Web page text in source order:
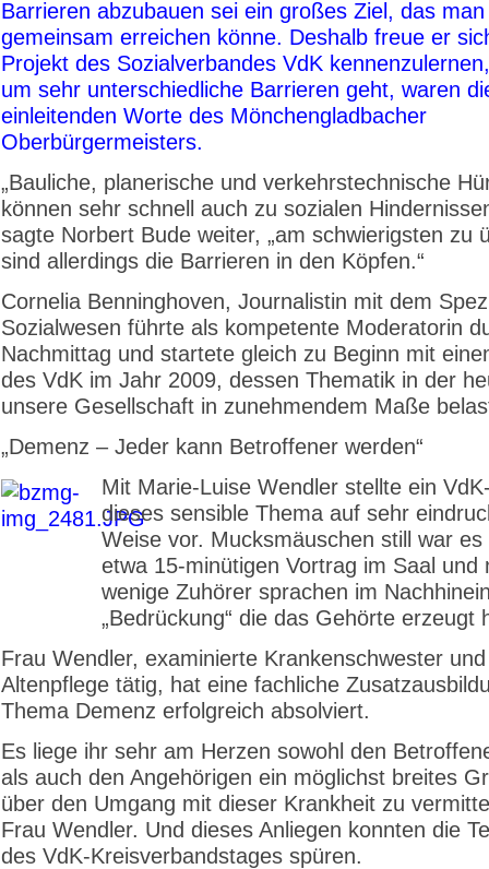
Barrieren abzubauen sei ein großes Ziel, das
gemeinsam erreichen könne. Deshalb freue er
Projekt des Sozialverbandes VdK
um sehr unterschiedliche Barrieren geht, waren
einleitenden Worte des Mönchengladbacher
Oberbürgermeisters.
„Bauliche, planerische und verkehrstechnische
können sehr schnell auch zu sozialen
sagte Norbert Bude weiter, „am schwierigsten zu
sind allerdings die Barrieren in den Köpfen.“
Cornelia Benninghoven, Journalistin mit dem
Sozialwesen führte als kompetente Moderatorin
Nachmittag und startete gleich zu Beginn mit
des VdK im Jahr 2009, dessen Thematik in der
unsere Gesellschaft in zunehmendem Maße
„Demenz – Jeder kann Betroffener werden“
Mit Marie-Luise Wendler stellte ein
dieses sensible Thema auf sehr
Weise vor. Mucksmäuschen still war es
etwa 15-minütigen Vortrag im Saal und
wenige Zuhörer sprachen im
„Bedrückung“ die das Gehörte erzeugt
Frau Wendler, examinierte Krankenschwester
Altenpflege tätig, hat eine fachliche
Thema Demenz erfolgreich absolviert.
Es liege ihr sehr am Herzen sowohl den
als auch den Angehörigen ein möglichst breites
über den Umgang mit dieser Krankheit zu
Frau Wendler. Und dieses Anliegen konnten die
des VdK-Kreisverbandstages spüren.